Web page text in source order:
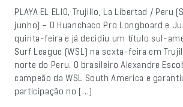
PLAYA EL ELIO, Trujillo, La Libertad / Peru
junho) – O Huanchaco Pro Longboard e
quinta-feira e já decidiu um título sul-
Surf League (WSL) na sexta-feira em
norte do Peru. O brasileiro Alexandre
campeão da WSL South America e
participação no […]